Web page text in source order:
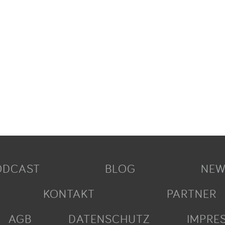
BLOG
KONTAKT
PARTNER
AGB
DATENSCHUTZ